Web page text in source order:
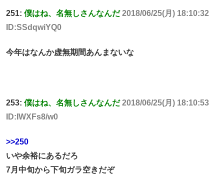
251: 僕はね、名無しさんなんだ 2018/06/25(月) 18:10:32
ID:SSdqwiYQ0
今年はなんか虚無期間あんまないな
253: 僕はね、名無しさんなんだ 2018/06/25(月) 18:10:53
ID:IWXFs8/w0
>>250
いや余裕にあるだろ
7月中旬から下旬ガラ空きだぞ